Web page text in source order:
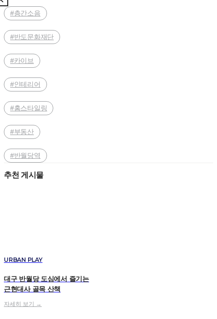
#층간소음
#반도문화재단
#카이브
#인테리어
#홈스타일링
#부동산
#반월당역
추천 게시물
URBAN PLAY
대구 반월당 도심에서 즐기는
근현대사 골목 산책
자세히 보기 →